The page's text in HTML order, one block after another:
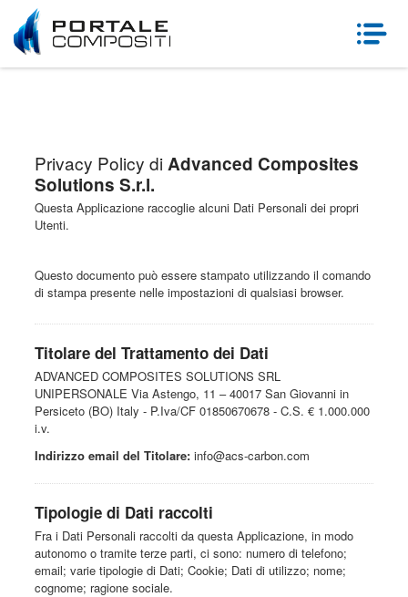
Privacy Policy di Advanced Composites
Solutions S.r.l.
Questa Applicazione raccoglie alcuni Dati Personali dei propri
Utenti.
Questo documento può essere stampato utilizzando il comando
di stampa presente nelle impostazioni di qualsiasi browser.
Titolare del Trattamento dei Dati
ADVANCED COMPOSITES SOLUTIONS SRL
UNIPERSONALE Via Astengo, 11 – 40017 San Giovanni in
Persiceto (BO) Italy - P.Iva/CF 01850670678 - C.S. € 1.000.000
i.v.
Indirizzo email del Titolare:info@acs-carbon.com
Tipologie di Dati raccolti
Fra i Dati Personali raccolti da questa Applicazione, in modo
autonomo o tramite terze parti, ci sono: numero di telefono;
email; varie tipologie di Dati; Cookie; Dati di utilizzo; nome;
cognome; ragione sociale.